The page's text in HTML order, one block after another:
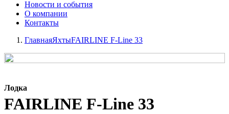
Новости и события
О компании
Контакты
ГлавнаяЯхтыFAIRLINE F-Line 33
Лодка
FAIRLINE F-Line 33